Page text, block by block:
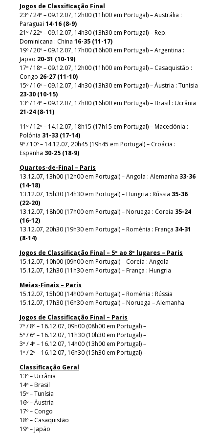
Jogos de Classificação Final
23º / 24º – 09.12.07, 12h00 (11h00 em Portugal) – Austrália :
Paraguai 14-16 (8-9)
21º / 22º – 09.12.07, 14h30 (13h30 em Portugal) – Rep.
Dominicana : China 16-35 (11-17)
19º / 20º – 09.12.07, 17h00 (16h00 em Portugal) – Argentina :
Japão 20-31 (10-19)
17º / 18º – 09.12.07, 12h00 (11h00 em Portugal) – Casaquistão :
Congo 26-27 (11-10)
15º / 16º – 09.12.07, 14h30 (13h30 em Portugal) – Áustria : Tunísia
23-30 (10-15)
13º / 14º – 09.12.07, 17h00 (16h00 em Portugal) – Brasil : Ucrânia
21-24 (8-11)
11º / 12º – 14.12.07, 18h15 (17h15 em Portugal) – Macedónia :
Polónia 31-33 (17-14)
9º / 10º – 14.12.07, 20h45 (19h45 em Portugal) – Croácia :
Espanha 30-25 (18-9)
Quartos-de-Final – Paris
13.12.07, 13h00 (12h00 em Portugal) – Angola : Alemanha 33-36
(14-18)
13.12.07, 15h30 (14h30 em Portugal) – Hungria : Rússia 35-36
(22-20)
13.12.07, 18h00 (17h00 em Portugal) – Noruega : Coreia 35-24
(16-12)
13.12.07, 20h30 (19h30 em Portugal) – Roménia : França 34-31
(8-14)
Jogos de Classificação Final – 5º ao 8º lugares – Paris
15.12.07, 10h00 (09h00 em Portugal) – Coreia : Angola
15.12.07, 12h30 (11h30 em Portugal) – França : Hungria
Meias-Finais – Paris
15.12.07, 15h00 (14h00 em Portugal) – Roménia : Rússia
15.12.07, 17h30 (16h30 em Portugal) – Noruega – Alemanha
Jogos de Classificação Final – Paris
7º / 8º – 16.12.07, 09h00 (08h00 em Portugal) –
5º / 6º – 16.12.07, 11h30 (10h30 em Portugal) –
3º / 4º – 16.12.07, 14h00 (13h00 em Portugal) –
1º / 2º – 16.12.07, 16h30 (15h30 em Portugal) –
Classificação Geral
13º – Ucrânia
14º – Brasil
15º – Tunísia
16º – Áustria
17º – Congo
18º – Casaquistão
19º – Japão